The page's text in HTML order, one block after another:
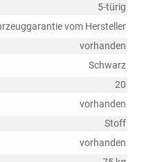
5-türig
vom Hersteller
vorhanden
Schwarz
20
vorhanden
Stoff
vorhanden